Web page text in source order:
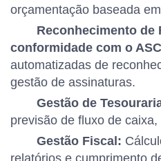
orçamentação baseada
Reconhecimento de
conformidade com o
automatizadas de
gestão de assinaturas.
Gestão de
previsão de fluxo de
Gestão Fiscal:
relatórios e cumprimento